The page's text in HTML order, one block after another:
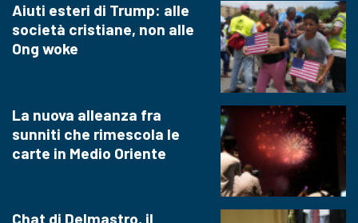
Aiuti esteri di Trump: alle
società cristiane, non alle
Ong woke
La nuova alleanza fra
sunniti che rimescola le
carte in Medio Oriente
Chat di Delmastro, il